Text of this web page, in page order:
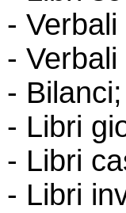
-
-
- Bilanci;
- Libri
- Libri
- Libri